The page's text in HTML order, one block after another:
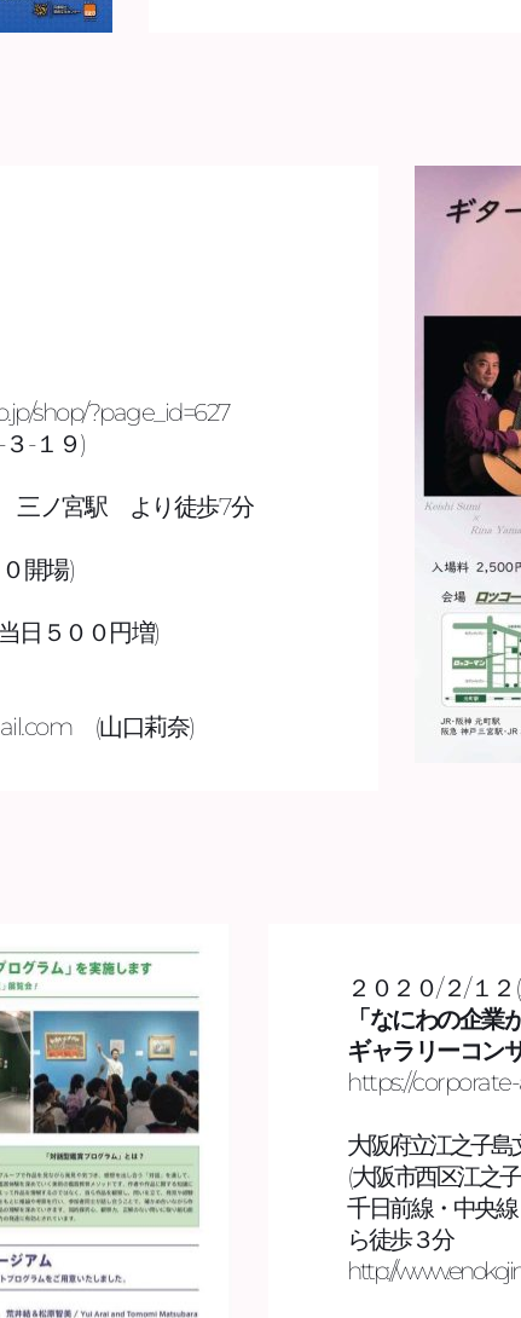
shop/?page_id=627
-１９)
三ノ宮駅　より徒歩7分
開場)
日５００円増)
　(山口莉奈)
２０２０/２/１２
「なにわの企業
ギャラリーコン
https://
大阪府立江之子島
(大阪市西区江之
千日前線・中央
ら徒歩３分
http://